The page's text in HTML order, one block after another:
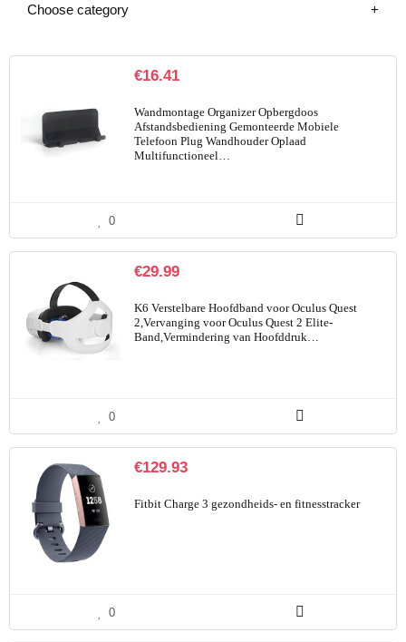
Choose category
€16.41
Wandmontage Organizer Opbergdoos
Afstandsbediening Gemonteerde Mobiele
Telefoon Plug Wandhouder Oplaad
Multifunctioneel…
0
€29.99
K6 Verstelbare Hoofdband voor Oculus Quest
2,Vervanging voor Oculus Quest 2 Elite-
Band,Vermindering van Hoofddruk…
0
€129.93
Fitbit Charge 3 gezondheids- en fitnesstracker
0